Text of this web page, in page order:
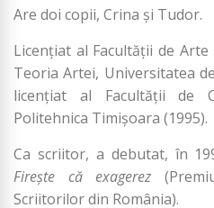
Are doi copii, Crina și Tudor.
Licenţiat al Facultăţii de
Teoria Artei, Universitatea
licenţiat al Facultăţii de
Politehnica Timişoara (1995).
Ca scriitor, a debutat, în
Fireşte că exagerez
Scriitorilor din România).